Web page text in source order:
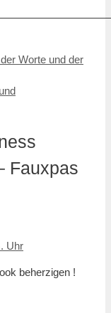
Worte und der
Fauxpas
Uhr
beherzigen !